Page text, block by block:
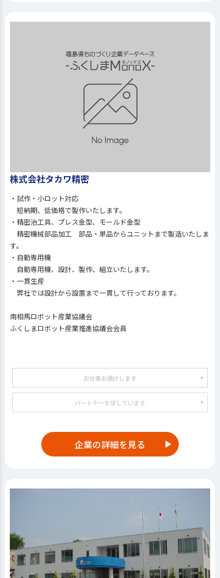
株式会社タカワ精密
・試作・小ロット対応
短納期、低価格で製作いたします。
・精密治工具、プレス金型、モールド金型
精密機械部品加工 部品・単品からユニットまで製造いたしま
す。
・自動専用機
自動専用機、設計、製作、組立いたします。
・一貫生産
弊社では設計から設置まで一貫して行っております。
南相馬ロボット産業協議会
ふくしまロボット産業推進協議会会員
お仕事お請けします
パートナーを探しています
企業の詳細を見る